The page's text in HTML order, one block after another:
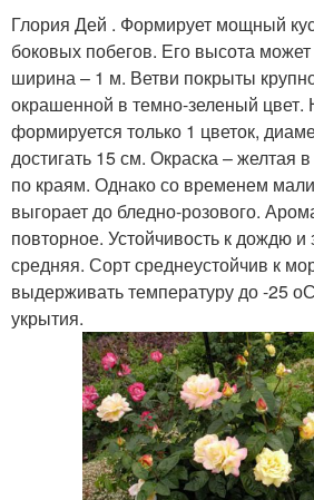
Глория Дей . Формирует мощный
боковых побегов. Его высота может
ширина – 1 м. Ветви покрыты
окрашенной в темно-зеленый цвет.
формируется только 1 цветок,
достигать 15 см. Окраска – желтая
по краям. Однако со временем
выгорает до бледно-розового.
повторное. Устойчивость к дождю
средняя. Сорт среднеустойчив к
выдерживать температуру до -25
укрытия.